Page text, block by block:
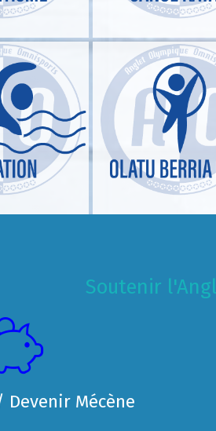
Soutenir
Devenir Mécène